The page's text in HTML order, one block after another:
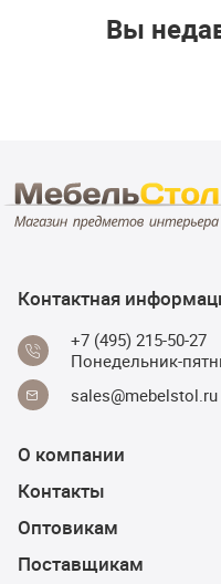
Вы
Контактная
+7 (495) 215-50-27
Понедельник-
sales@mebelstol.ru
О компании
Контакты
Оптовикам
Поставщикам